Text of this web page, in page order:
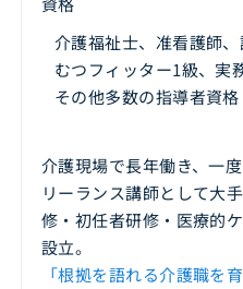
介護福祉士、准看護師
むつフィッター1級、実
その他多数の指導者資格
介護現場で長年働き、一
リーランス講師として大
修・初任者研修・医療的
設立。
「根拠を語れる介護職を